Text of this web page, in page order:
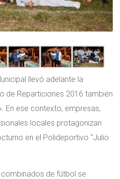
llevó adelante la
de Reparticiones 2016 también
En ese contexto, empresas,
locales protagonizan
en el Polideportivo “Julio
de fútbol se